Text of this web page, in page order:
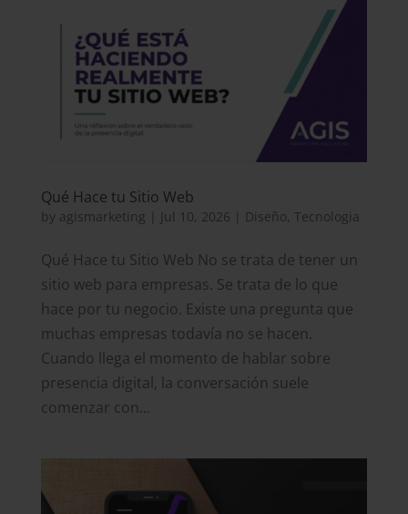
Qué Hace tu Sitio Web
by agismarketing Jul 10, 2026 Diseño, Tecnologia
Qué Hace tu Sitio Web No se trata de tener un
sitio web para empresas. Se trata de lo que
hace por tu negocio. Existe una pregunta que
muchas empresas todavía no se hacen.
Cuando llega el momento de hablar sobre
presencia digital, la conversación suele
comenzar con...